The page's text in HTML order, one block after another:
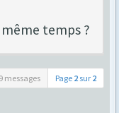
temps ?
messages Page 2 sur 2